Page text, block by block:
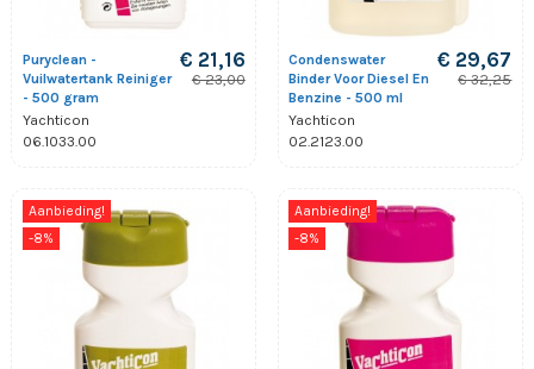
Puryclean -
Vuilwatertank Reiniger
- 500 gram
Yachticon
06.1033.00
€ 21,16
€ 23,00
Condenswater
Binder Voor Diesel En
Benzine - 500 ml
Yachticon
02.2123.00
€ 29,67
€ 32,25
Aanbieding!
-8%
Aanbieding!
-8%